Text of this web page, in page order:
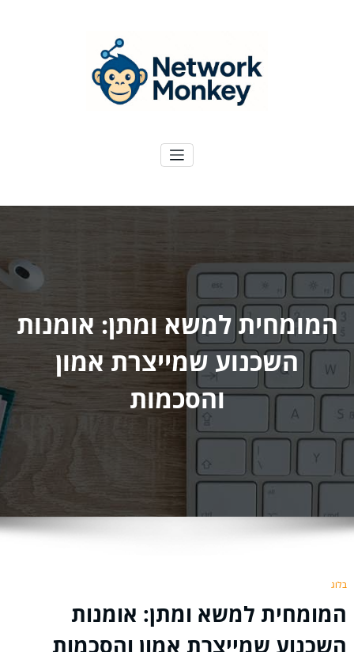
המומחית למשא ומתן: אומנות
השכנוע שמייצרת אמון
והסכמות
בלוג
המומחית למשא ומתן: אומנות
השכנוע שמייצרת אמון והסכמות